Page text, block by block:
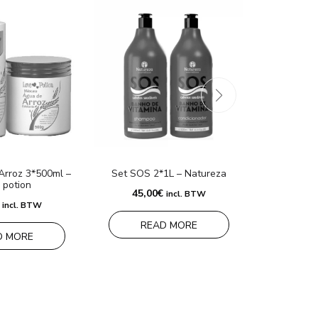
3*500ml –
potion
incl. BTW
MORE
Set SOS 2*1L – Natureza
45,00€ incl. BTW
READ MORE